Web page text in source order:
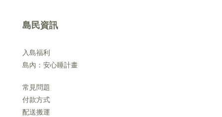
島民資訊
入島福利
島內：安心睡計畫
常見問題
付款方式
配送搬運